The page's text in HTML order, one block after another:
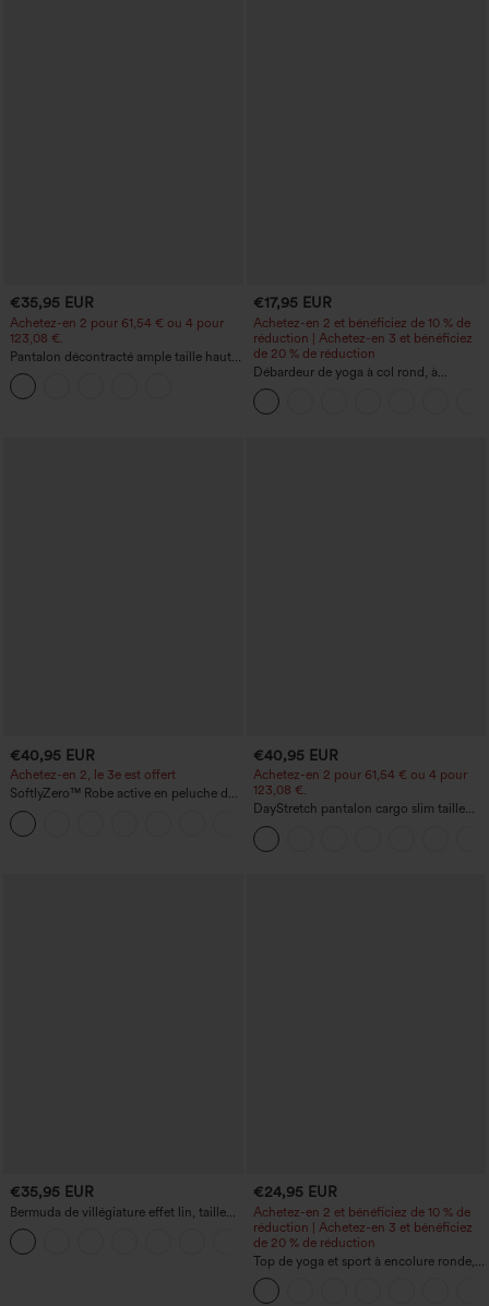
€35,95 EUR
Achetez-en 2 pour 61,54 € ou 4 pour
123,08 €.
Pantalon décontracté ample taille haute
à jambes larges, avec poches
€17,95 EUR
Achetez-en 2 et bénéficiez de 10 % de
réduction | Achetez-en 3 et bénéficiez
de 20 % de réduction
Débardeur de yoga à col rond, à
fronces, effet rafraîchissant - UPF50+
€40,95 EUR
Achetez-en 2, le 3e est offert
SoftlyZero™ Robe active en peluche dos
nu — Édition Hyper Facile
€40,95 EUR
Achetez-en 2 pour 61,54 € ou 4 pour
123,08 €.
DayStretch pantalon cargo slim taille
haute, poches zippées, uni
€35,95 EUR
Bermuda de villégiature effet lin, taille
haute, ourlet roulotté, longueur 10'' avec
poches
+3
€24,95 EUR
Achetez-en 2 et bénéficiez de 10 % de
réduction | Achetez-en 3 et bénéficiez
de 20 % de réduction
Top de yoga et sport à encolure ronde,
manches courtes, à fronces, effet
rafraîchissant au toucher - UPF50+